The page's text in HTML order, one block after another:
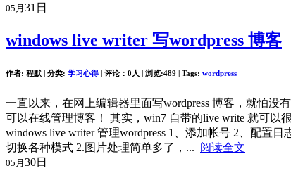
05月31日
windows live writer 写wordpress 博客
作者: 程默 | 分类: 学习心得 | 评论：0人 | 浏览:489 | Tags: wordpress
一直以来，在网上编辑器里面写wordpress 博客，就怕没
可以在线管理博客！ 其实，win7 自带的live write 就可
windows live writer 管理wordpress 1、添加帐号 2、配置
切换各种模式 2.图片处理简单多了，... 阅读全文
05月 30日